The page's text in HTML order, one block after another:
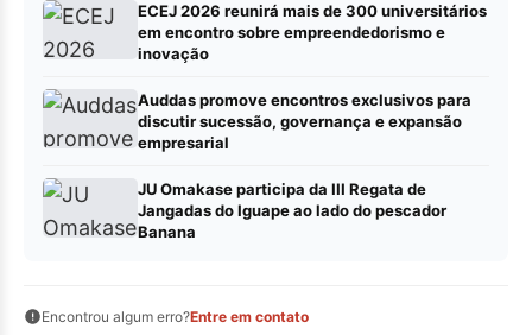
ECEJ 2026 reunirá mais de 300 universitários
em encontro sobre empreendedorismo e
inovação
Auddas promove encontros exclusivos para
discutir sucessão, governança e expansão
empresarial
JU Omakase participa da III Regata de
Jangadas do Iguape ao lado do pescador
Banana
Encontrou algum erro?Entre em contato